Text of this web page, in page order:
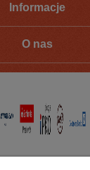
Informacje
O nas